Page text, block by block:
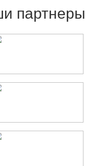
партнеры